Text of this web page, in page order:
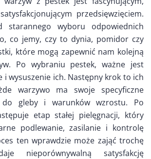
przedsięwzięciem.
starannego wyboru odpowiednich
co jemy, czy to dynia, pomidor czy
które mogą zapewnić nam kolejną
Po wybraniu pestek, ważne jest
i wysuszenie ich. Następny krok to ich
warzywo ma swoje specyficzne
do gleby i warunków wzrostu. Po
etap stałej pielęgnacji, który
podlewanie, zasilanie i kontrolę
ten wprawdzie może zająć trochę
nieporównywalną satysfakcję